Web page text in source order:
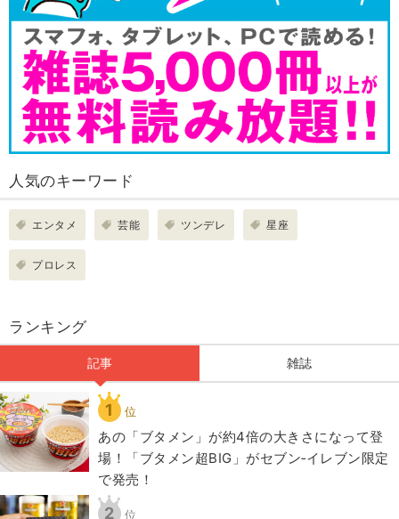
人気のキーワード
エンタメ 芸能 ツンデレ 星座
プロレス
ランキング
記事 雑誌
1 位
あの「ブタメン」が約4倍の大きさになって登
場！「ブタメン超BIG」がセブン‐イレブン限定
で発売！
2 位